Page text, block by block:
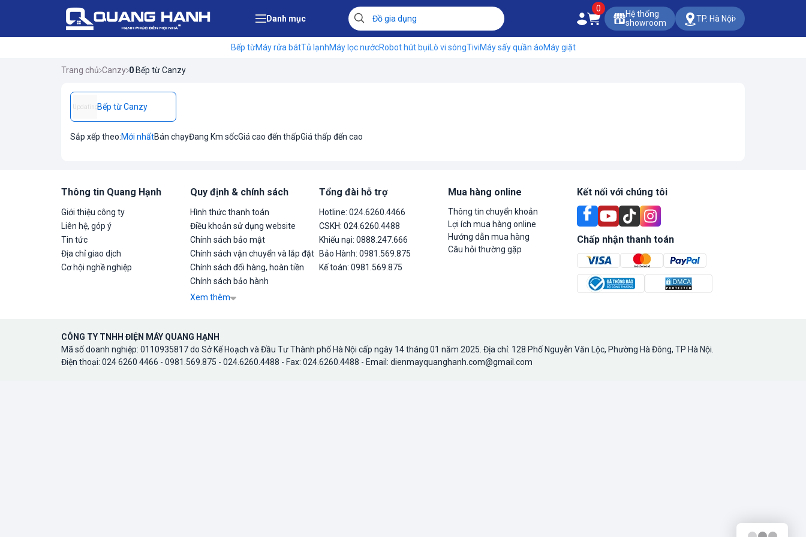
Danh mục
0
Hệ thống
showroom
TP. Hà Nội
Bếp từMáy rửa bátTủ lạnhMáy lọc nướcRobot hút bụiLò vi sóngTiviMáy sấy quần áoMáy giặt
Trang chủ Canzy 0 Bếp từ Canzy
UpdatingBếp từ Canzy
Sắp xếp theo:Mới nhấtBán chạyĐang Km sốcGiá cao đến thấpGiá thấp đến cao
Thông tin Quang Hạnh
Giới thiệu công ty
Liên hệ, góp ý
Tin tức
Địa chỉ giao dịch
Cơ hội nghề nghiệp
Quy định & chính sách
Hình thức thanh toán
Điều khoản sử dụng website
Chính sách bảo mật
Chính sách vận chuyển và lắp đặt
Chính sách đổi hàng, hoàn tiền
Chính sách bảo hành
Xem thêm
Tổng đài hỗ trợ
Hotline: 024.6260.4466
CSKH: 024.6260.4488
Khiếu nại: 0888.247.666
Bảo Hành: 0981.569.875
Kế toán: 0981.569.875
Mua hàng online
Thông tin chuyển khoản
Lợi ích mua hàng online
Hướng dẫn mua hàng
Câu hỏi thường gặp
Kết nối với chúng tôi
Chấp nhận thanh toán
CÔNG TY TNHH ĐIỆN MÁY QUANG HẠNH
Mã số doanh nghiệp: 0110935817 do Sở Kế Hoạch và Đầu Tư Thành phố Hà Nội cấp ngày 14 tháng 01 năm 2025. Địa chỉ: 128 Phố Nguyễn Văn Lộc, Phường Hà Đông, TP Hà Nội.
Điện thoại: 024 6260 4466 - 0981.569.875 - 024.6260.4488 - Fax: 024.6260.4488 - Email: dienmayquanghanh.com@gmail.com